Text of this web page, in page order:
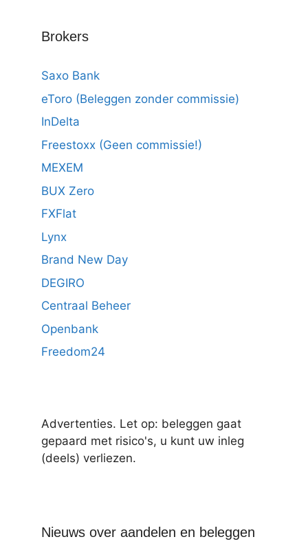
Brokers
Saxo Bank
eToro (Beleggen zonder commissie)
InDelta
Freestoxx (Geen commissie!)
MEXEM
BUX Zero
FXFlat
Lynx
Brand New Day
DEGIRO
Centraal Beheer
Openbank
Freedom24
Advertenties. Let op: beleggen gaat
gepaard met risico's, u kunt uw inleg
(deels) verliezen.
Nieuws over aandelen en beleggen